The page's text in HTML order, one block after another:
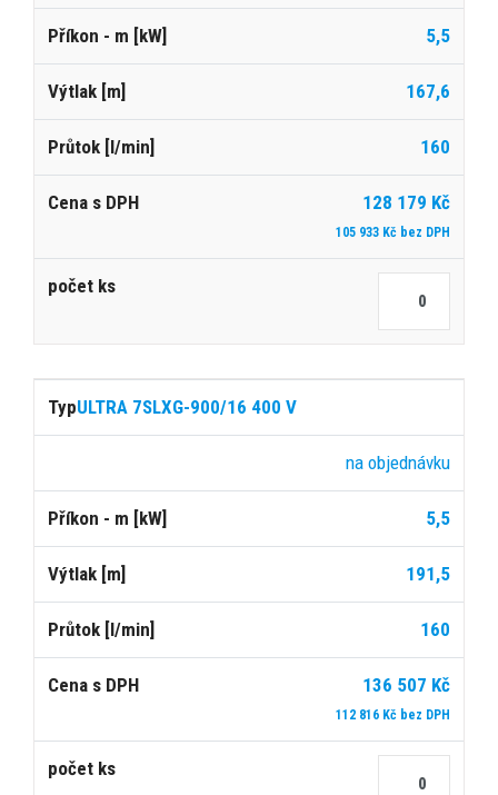
5,5
167,6
160
128 179 Kč
105 933 Kč bez DPH
ULTRA 7SLXG-900/16 400 V
na objednávku
5,5
191,5
160
136 507 Kč
112 816 Kč bez DPH